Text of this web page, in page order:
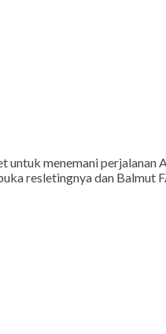
menemani
resletingnya dan Balmut